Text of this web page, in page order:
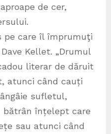
de cer,
pe care îl împrumuţi
Kellet. „Drumul
literar de dăruit
atunci când cauți
sufletul,
bătrân înțelept care
sau atunci când